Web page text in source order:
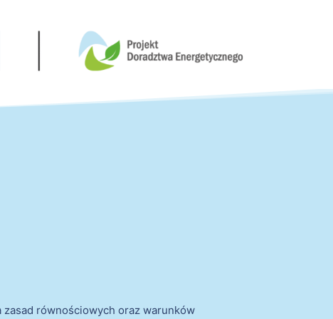
równościowych oraz warunków